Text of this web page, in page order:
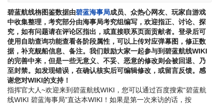
碧蓝航线栴图鉴数据由碧蓝海事局成员、众热心网友、玩家自游戏
中收集整理，考究部分由海事局考究组编写，欢迎指正、讨论、探
究，如有问题请在评论区指出，或直接联系页面贡献者。登录后可
使用自助查询功能查看各阶段属性，可以上传对应弹幕图，修正数
据，补充舰船信息、备注。我们鼓励大家一起参与到碧蓝航线WIKI
的完善中来，但是一些无意义、不妥、恶意的修改则会被回退、乃
至封禁。如发现错误，在确认核实后可编辑修改，或留言反馈。感
谢您对WIKI的支持！
指挥官大人~欢迎来到碧蓝航线WIKI，您可以通过百度搜索“碧蓝航
线WIKI 碧蓝海事局”直达本WIKI！如果是第一次来访的话，按